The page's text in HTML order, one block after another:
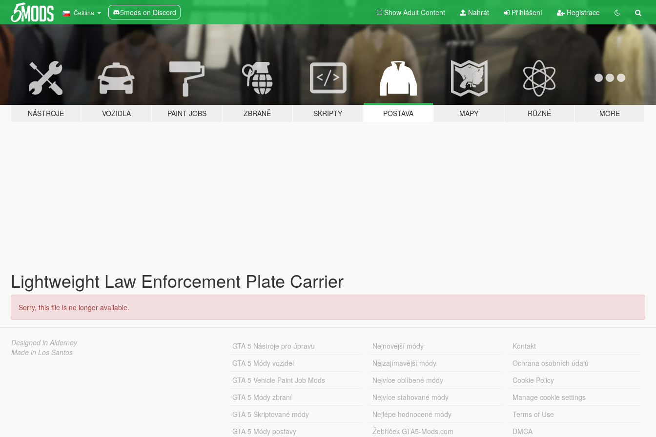
Čeština 5mods on Discord Show Adult Content Nahrát Přihlášení Registrace
NÁSTROJE VOZIDLA PAINT JOBS ZBRANĚ SKRIPTY POSTAVA MAPY RŮZNÉ MORE
Lightweight Law Enforcement Plate Carrier
Sorry, this file is no longer available.
Designed in Alderney
Made in Los Santos
GTA 5 Nástroje pro úpravu
GTA 5 Módy vozidel
GTA 5 Vehicle Paint Job Mods
GTA 5 Módy zbraní
GTA 5 Skriptované módy
GTA 5 Módy postavy
Nejnovější módy
Nejzajímavější módy
Nejvíce oblíbené módy
Nejvíce stahované módy
Nejlépe hodnocené módy
Žebříček GTA5-Mods.com
Kontakt
Ochrana osobních údajů
Cookie Policy
Manage cookie settings
Terms of Use
DMCA